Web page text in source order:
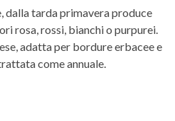
dalla tarda primavera produce
rosa, rossi, bianchi o purpurei.
adatta per bordure erbacee e
come annuale.